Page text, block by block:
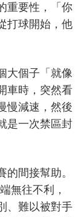
重要性，「你
打球開始，他
大個子「就像
車時，突然看
慢減速，然後
是一次禁區封
間接幫助。
無往不利，
、難以被對手